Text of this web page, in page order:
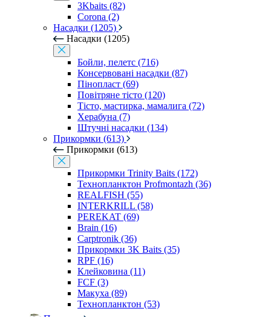
3Kbaits (82)
Corona (2)
Насадки (1205)
Насадки (1205)
Бойли, пелетс (716)
Консервовані насадки (87)
Пінопласт (69)
Повітряне тісто (120)
Тісто, мастирка, мамалига (72)
Херабуна (7)
Штучні насадки (134)
Прикормки (613)
Прикормки (613)
Прикормки Trinity Baits (172)
Технопланктон Profmontazh (36)
REALFISH (55)
INTERKRILL (58)
PEREKAT (69)
Brain (16)
Carptronik (36)
Прикормки 3K Baits (35)
RPF (16)
Клейковина (11)
FCF (3)
Макуха (89)
Технопланктон (53)